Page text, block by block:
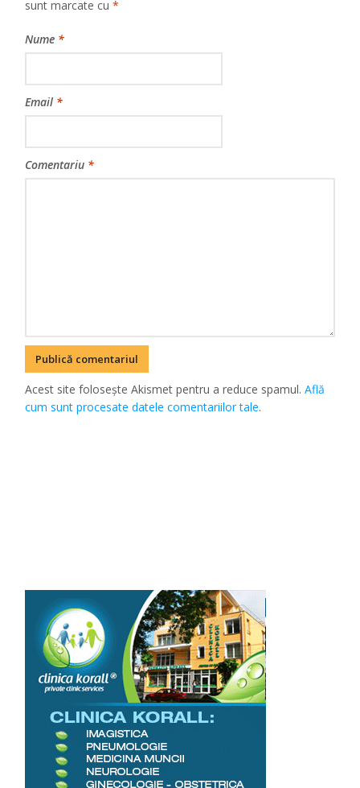
sunt marcate cu*
Nume *
Email *
Comentariu *
Acest site folosește Akismet pentru a reduce spamul.Află
cum sunt procesate datele comentariilor tale.